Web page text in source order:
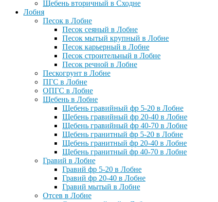
Щебень вторичный в Сходне
Лобня
Песок в Лобне
Песок сеяный в Лобне
Песок мытый крупный в Лобне
Песок карьерный в Лобне
Песок строительный в Лобне
Песок речной в Лобне
Пескогрунт в Лобне
ПГС в Лобне
ОПГС в Лобне
Щебень в Лобне
Щебень гравийный фр 5-20 в Лобне
Щебень гравийный фр 20-40 в Лобне
Щебень гравийный фр 40-70 в Лобне
Щебень гранитный фр 5-20 в Лобне
Щебень гранитный фр 20-40 в Лобне
Щебень гранитный фр 40-70 в Лобне
Гравий в Лобне
Гравий фр 5-20 в Лобне
Гравий фр 20-40 в Лобне
Гравий мытый в Лобне
Отсев в Лобне